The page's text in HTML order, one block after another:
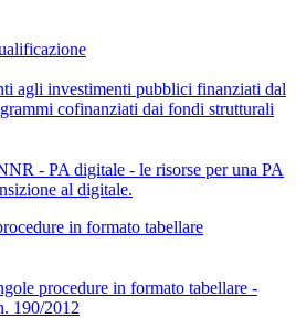
agli investimenti pubblici finanziati dal
cofinanziati dai fondi strutturali
- PA digitale - le risorse per una PA
al digitale.
in formato tabellare
procedure in formato tabellare -
190/2012